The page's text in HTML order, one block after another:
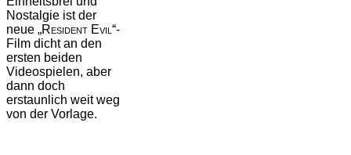
Nostalgie ist der
neue „Resident Evil “-
Film dicht an den
ersten beiden
Videospielen, aber
dann doch
erstaunlich weit weg
von der Vorlage.